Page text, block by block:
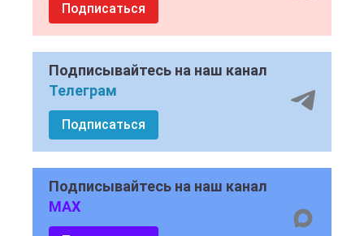
Подписаться
Подписывайтесь на наш канал
Телеграм
Подписаться
Подписывайтесь на наш канал
MAX